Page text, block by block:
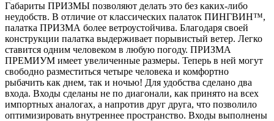
Габариты ПРИЗМЫ позволяют делать это без каких-либо
неудобств. В отличие от классических палаток ПИНГВИН™,
палатка ПРИЗМА более ветроустойчива. Благодаря своей
конструкции палатка выдерживает порывистый ветер. Легко
ставится одним человеком в любую погоду. ПРИЗМА
ПРЕМИУМ имеет увеличенные размеры. Теперь в ней могут
свободно разместиться четыре человека и комфортно
рыбачить как днем, так и ночью! Для удобства сделано два
входа. Входы сделаны не по диагонали, как принято на всех
импортных аналогах, а напротив друг друга, что позволило
оптимизировать внутреннее пространство. Входы выполнены